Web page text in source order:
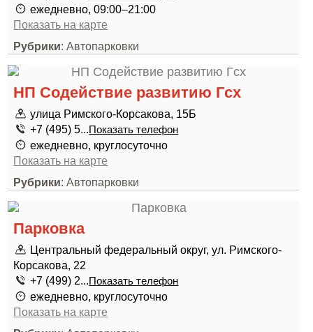
ежедневно, 09:00–21:00
Показать на карте
Рубрики: Автопарковки
НП Содействие развитию Гсх
улица Римского-Корсакова, 15Б
+7 (495) 5...Показать телефон
ежедневно, круглосуточно
Показать на карте
Рубрики: Автопарковки
Парковка
Центральный федеральный округ, ул. Римского-
Корсакова, 22
+7 (499) 2...Показать телефон
ежедневно, круглосуточно
Показать на карте